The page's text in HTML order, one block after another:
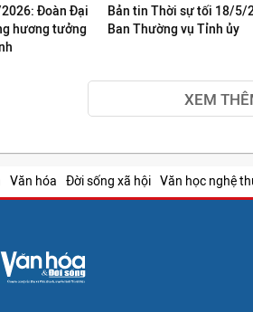
Đoàn Đại
hương tưởng
Bản tin Thời sự tối 18/5/
Ban Thường vụ Tỉnh ủy
XEM
Văn hóa Đời sống xã hội Văn học nghệ